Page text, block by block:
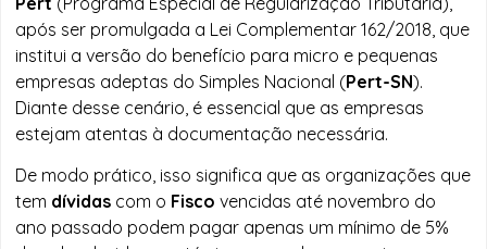
após ser promulgada a Lei Complementar 162/2018, que
institui a versão do benefício para micro e pequenas
empresas adeptas do Simples Nacional (Pert-SN).
Diante desse cenário, é essencial que as empresas
estejam atentas à documentação necessária.
De modo prático, isso significa que as organizações que
tem dívidas com o Fisco vencidas até novembro do
ano passado podem pagar apenas um mínimo de 5%